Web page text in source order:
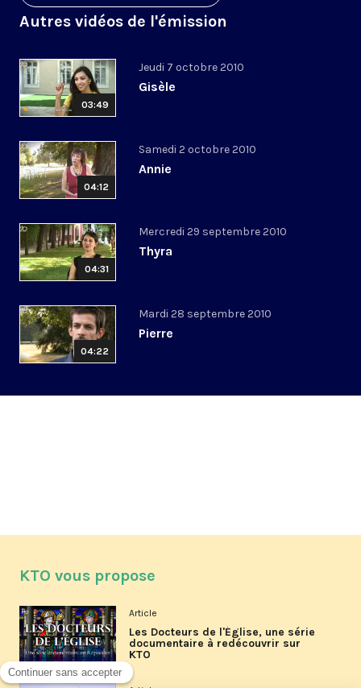
Autres vidéos de l'émission
03:49
Jeudi 7 octobre 2010
Gisèle
04:12
Samedi 2 octobre 2010
Annie
04:31
Mercredi 29 septembre 2010
Thyra
04:22
Mardi 28 septembre 2010
Pierre
KTO vous propose
Article
Les Docteurs de l'Église, une série
documentaire à redécouvrir sur
KTO